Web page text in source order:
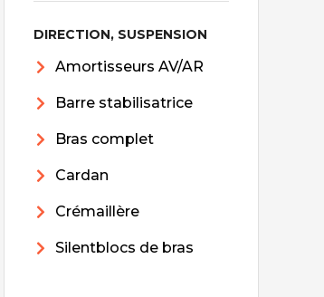
DIRECTION, SUSPENSION
Amortisseurs AV/AR
Barre stabilisatrice
Bras complet
Cardan
Crémaillère
Silentblocs de bras